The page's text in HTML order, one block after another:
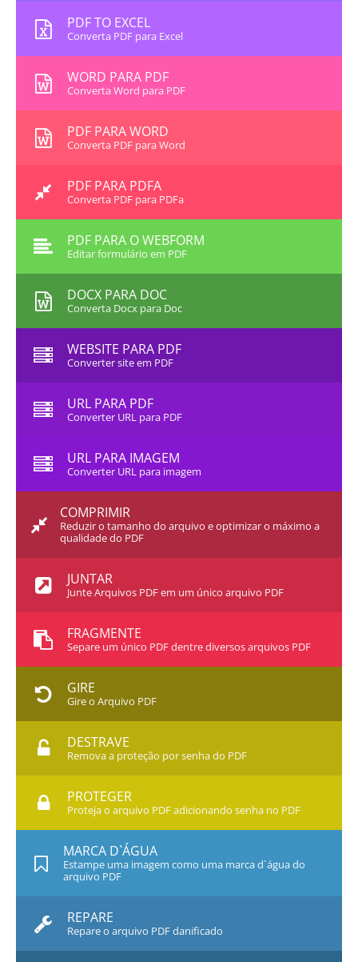
PDF TO EXCEL
Converta PDF para Excel
WORD PARA PDF
Converta Word para PDF
PDF PARA WORD
Converta PDF para Word
PDF PARA PDFA
Converta PDF para PDFa
PDF PARA O WEBFORM
Editar formulário em PDF
DOCX PARA DOC
Converta Docx para Doc
WEBSITE PARA PDF
Converter site em PDF
URL PARA PDF
Converter URL para PDF
URL PARA IMAGEM
Converter URL para imagem
COMPRIMIR
Reduzir o tamanho do arquivo e optimizar o máximo a
qualidade do PDF
JUNTAR
Junte Arquivos PDF em um único arquivo PDF
FRAGMENTE
Separe um único PDF dentre diversos arquivos PDF
GIRE
Gire o Arquivo PDF
DESTRAVE
Remova a proteção por senha do PDF
PROTEGER
Proteja o arquivo PDF adicionando senha no PDF
MARCA D`ÁGUA
Estampe uma imagem como uma marca d`água do
arquivo PDF
REPARE
Repare o arquivo PDF danificado